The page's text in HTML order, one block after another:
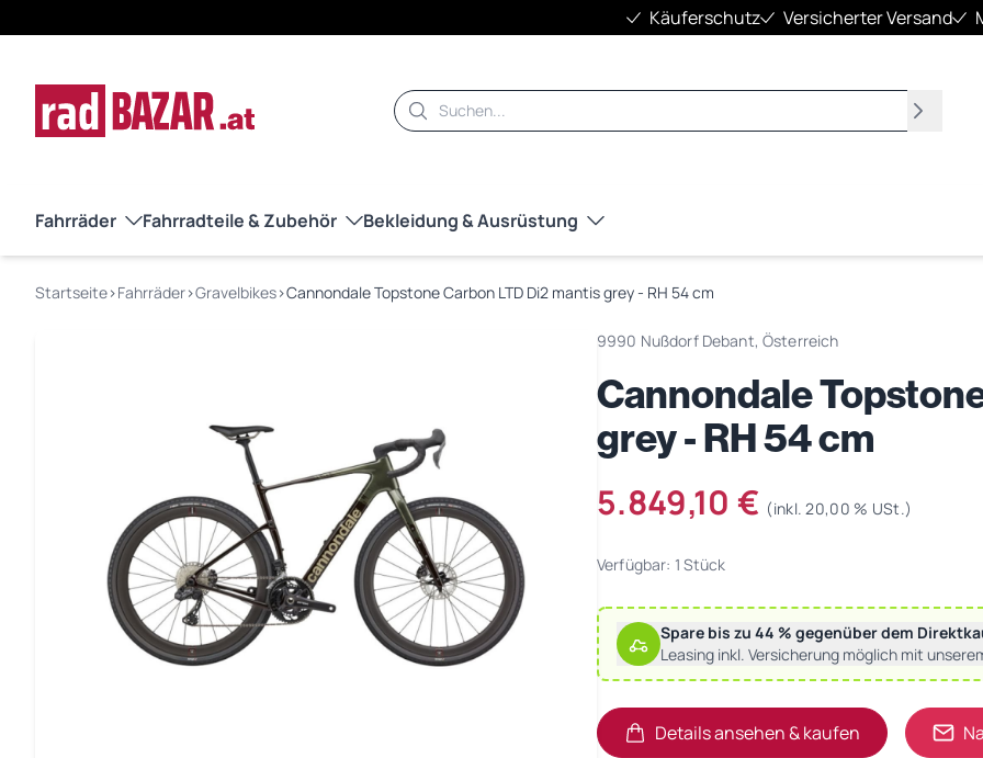
Käuferschutz Versicherter Versand
Suche
Suchen
Fahrräder Fahrradteile & Zubehör Bekleidung & Ausrüstung
Startseite›Fahrräder›Gravelbikes›Cannondale Topstone Carbon LTD Di2 mantis grey - RH 54 cm
9990 Nußdorf Debant, Österreich
Cannondale
grey - RH 54 cm
5.849,10 € (inkl. 20,00 % USt.)
Verfügbar: 1 Stück
Spare bis zu 44 % gegenüber dem
Leasing inkl. Versicherung möglich mit
Details ansehen & kaufen
(öffnet in neuem Tab)
(öffnet in neuem Tab)